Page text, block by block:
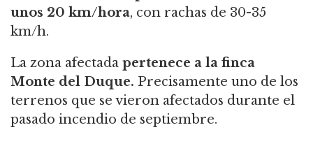
unos 20 km/hora, con rachas de 30-35
km/h.
La zona afectada pertenece a la finca
Monte del Duque. Precisamente uno de los
terrenos que se vieron afectados durante el
pasado incendio de septiembre.